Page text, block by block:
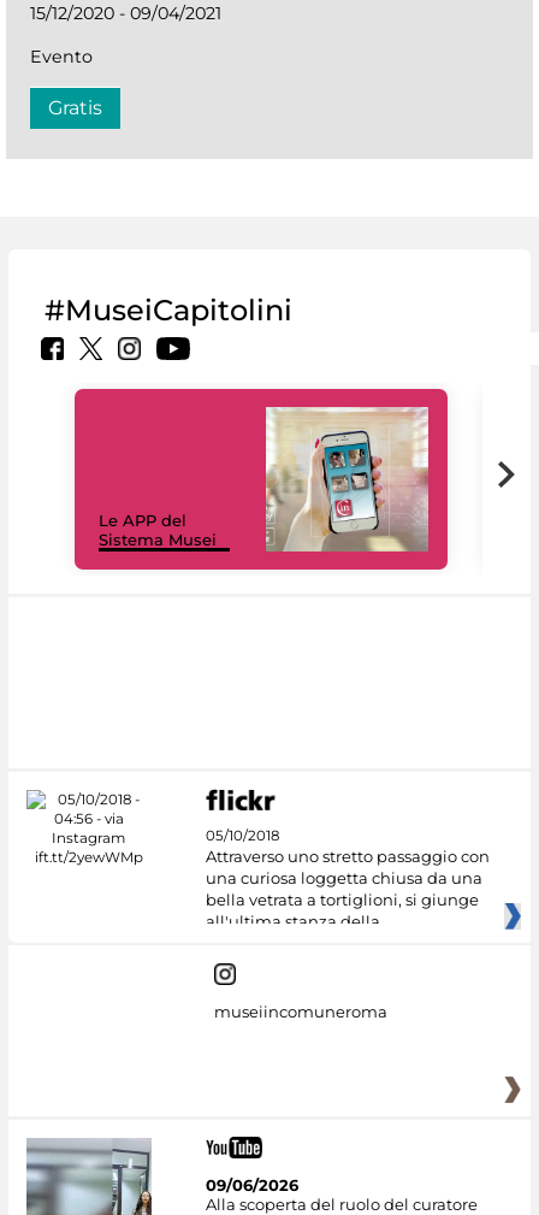
15/12/2020 - 09/04/2021
Evento
Gratis
#MuseiCapitolini
Le APP del
Sistema Musei
05/10/2018
Attraverso uno stretto passaggio con
una curiosa loggetta chiusa da una
bella vetrata a tortiglioni, si giunge
all'ultima stanza della
museiincomuneroma
09/06/2026
Alla scoperta del ruolo del curatore